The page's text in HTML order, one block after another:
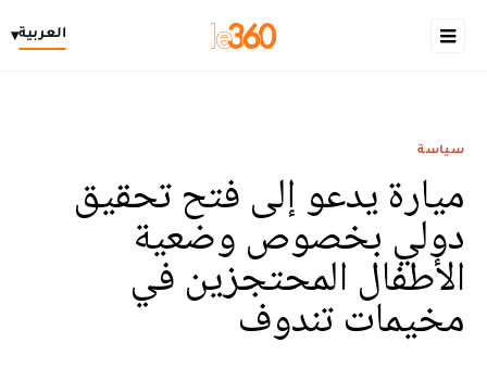
العربية▾
سياسة
ميارة يدعو إلى فتح تحقيق
دولي بخصوص وضعية
الأطفال المحتجزين في
مخيمات تندوف